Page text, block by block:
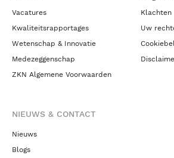
Vacatures
Kwaliteitsrapportages
Wetenschap & Innovatie
Medezeggenschap
ZKN Algemene Voorwaarden
Klachten
Uw
NIEUWS & CONTACT
Nieuws
Blogs